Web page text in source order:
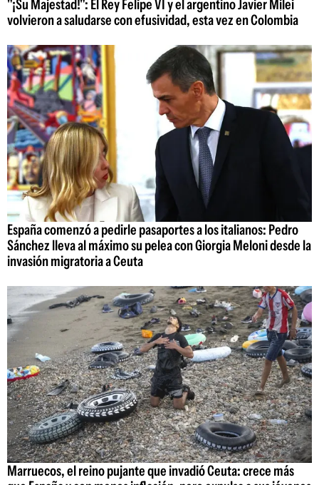
"¡Su Majestad!": El Rey Felipe VI y el argentino Javier Milei
volvieron a saludarse con efusividad, esta vez en Colombia
España comenzó a pedirle pasaportes a los italianos: Pedro
Sánchez lleva al máximo su pelea con Giorgia Meloni desde la
invasión migratoria a Ceuta
Marruecos, el reino pujante que invadió Ceuta: crece más